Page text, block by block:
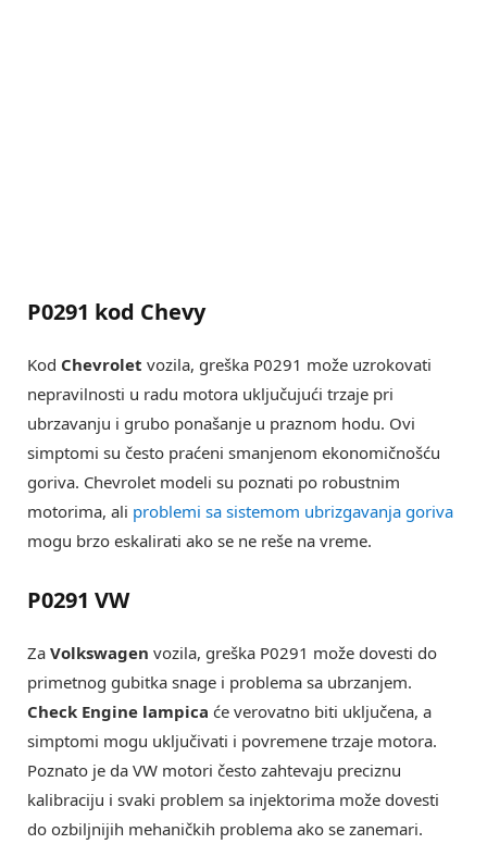
P0291 kod Chevy
Kod Chevrolet vozila, greška P0291 može uzrokovati
nepravilnosti u radu motora uključujući trzaje pri
ubrzavanju i grubo ponašanje u praznom hodu. Ovi
simptomi su često praćeni smanjenom ekonomičnošću
goriva. Chevrolet modeli su poznati po robustnim
motorima, ali problemi sa sistemom ubrizgavanja goriva
mogu brzo eskalirati ako se ne reše na vreme.
P0291 VW
Za Volkswagen vozila, greška P0291 može dovesti do
primetnog gubitka snage i problema sa ubrzanjem.
Check Engine lampica će verovatno biti uključena, a
simptomi mogu uključivati i povremene trzaje motora.
Poznato je da VW motori često zahtevaju preciznu
kalibraciju i svaki problem sa injektorima može dovesti
do ozbiljnijih mehaničkih problema ako se zanemari.